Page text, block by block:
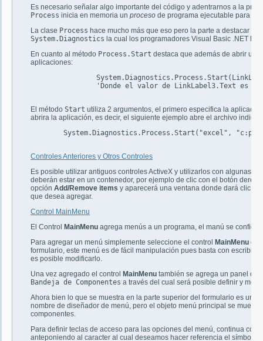
Es necesario señalar algo importante del código y adentrarnos a la
Process inicia en memoria un proceso de programa ejecutable para el
La clase Process hace mucho más que eso pero la parte a destacar
System.Diagnostics la cual los programadores Visual Basic .NET
En cuanto al método Process.Start destaca que además de abrir
aplicaciones:
El método Start utiliza 2 argumentos, el primero especifica la
abrira la aplicación, es decir, el siguiente ejemplo abre el archivo
System.Diagnostics.Process.Start("excel",
Controles Anteriores y Otros Controles
Es posible utilizar antiguos controles ActiveX y utilizarlos con algunas
deberán estar en un contenedor, por ejemplo de clic con el botón
opción Add/Remove items y aparecerá una ventana donde dará clic
que desea agregar.
Control MainMenu
El Control MainMenu agrega menús a un programa, el manú se
Para agregar un menú simplemente seleccione el control MainMenu el
formulario, este menú es de fácil manipulación pues basta con escribir
es posible modificarlo.
Una vez agregado el control MainMenu también se agrega un panel
Bandeja de Componentes a través del cual será posible definir y
Ahora bien lo que se muestra en la parte superior del formulario es un
nombre de diseñador de menú, pero el objeto menú principal se
componentes.
Para definir teclas de acceso para las opciones del menú, continua con
anteponiendo al caracter al cual deseamos hacer referencia el símbolo